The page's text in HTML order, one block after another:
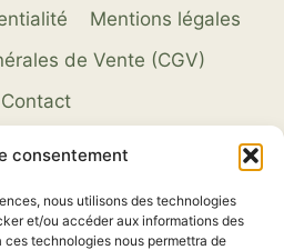
consentement
nous utilisons des technologies
et/ou accéder aux informations des
technologies nous permettra de
Mentions légales
de Vente (CGV)
Contact